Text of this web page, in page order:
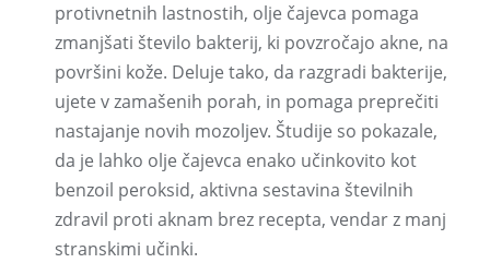
protivnetnih lastnostih, olje čajevca pomaga
zmanjšati število bakterij, ki povzročajo akne, na
površini kože. Deluje tako, da razgradi bakterije,
ujete v zamašenih porah, in pomaga preprečiti
nastajanje novih mozoljev. Študije so pokazale,
da je lahko olje čajevca enako učinkovito kot
benzoil peroksid, aktivna sestavina številnih
zdravil proti aknam brez recepta, vendar z manj
stranskimi učinki.